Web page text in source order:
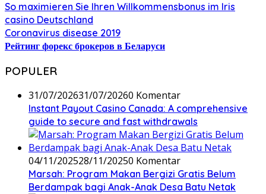
So maximieren Sie Ihren Willkommensbonus im Iris
casino Deutschland
Coronavirus disease 2019
Рейтинг форекс брокеров в Беларуси
POPULER
31/07/202631/07/20260 Komentar
Instant Payout Casino Canada: A comprehensive
guide to secure and fast withdrawals
04/11/202528/11/20250 Komentar
Marsah: Program Makan Bergizi Gratis Belum
Berdampak bagi Anak-Anak Desa Batu Netak